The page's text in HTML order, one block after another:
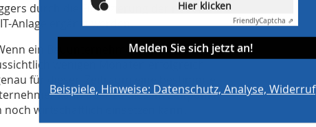
durch die Finanzierung der neuen
Anlage ergänzt werden.
ein Bauunternehmen einen kurzfristigen
wenigen Monaten erfolgreich
für diesen Zeitraum eine bestimmte
kann aber zu diesem Zeitpunkt
wirtschaftlich einsetzen kann.
Hier klicken
FriendlyCaptcha ⇗
Melden Sie sich jetzt an!
Beispiele, Hinweise: Datenschutz, Analyse, Widerruf